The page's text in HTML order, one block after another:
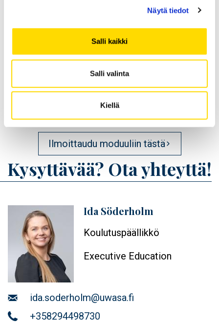
Näytä tiedot
Salli kaikki
Salli valinta
Kiellä
Strateginen hyvinvointi ja tuloksellisuus
Ilmoittauminen
Ilmoittaudu moduuliin tästä
Kysyttävää? Ota yhteyttä!
Profiilikuva Ida Söderholm
Koulutuspäällikkö
Executive Education
Sähköposti
ida.soderholm@uwasa.fi
Puhelin
+358294498730